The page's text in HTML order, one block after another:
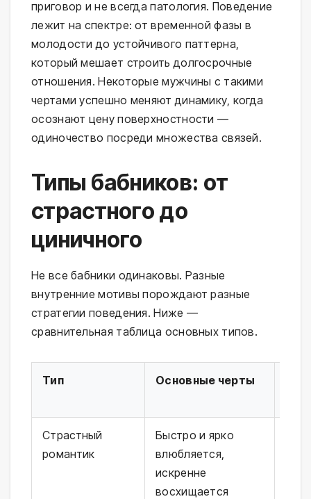
приговор и не всегда патология. Поведение
лежит на спектре: от временной фазы в
молодости до устойчивого паттерна,
который мешает строить долгосрочные
отношения. Некоторые мужчины с такими
чертами успешно меняют динамику, когда
осознают цену поверхностности —
одиночество посреди множества связей.
Типы бабников: от
страстного до
циничного
Не все бабники одинаковы. Разные
внутренние мотивы порождают разные
стратегии поведения. Ниже —
сравнительная таблица основных типов.
Тип Основные черты
Страстный
романтик
Быстро и ярко
влюбляется,
искренне
восхищается